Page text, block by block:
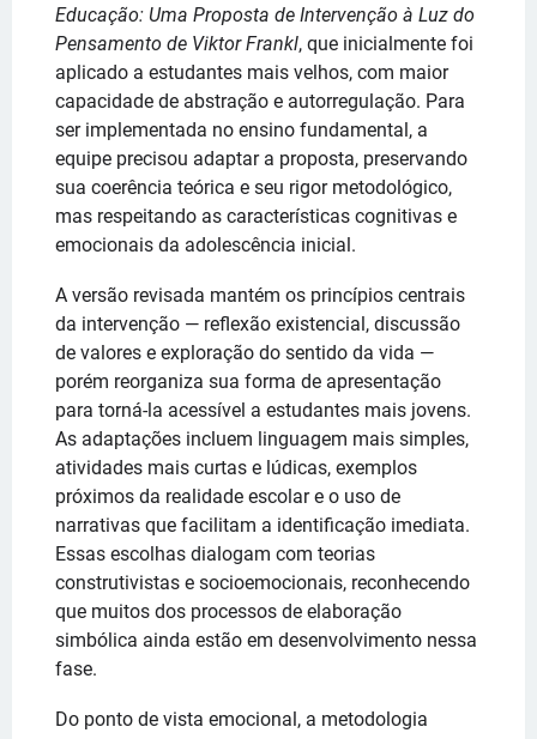
Educação: Uma Proposta de Intervenção à Luz do
Pensamento de Viktor Frankl, que inicialmente foi
aplicado a estudantes mais velhos, com maior
capacidade de abstração e autorregulação. Para
ser implementada no ensino fundamental, a
equipe precisou adaptar a proposta, preservando
sua coerência teórica e seu rigor metodológico,
mas respeitando as características cognitivas e
emocionais da adolescência inicial.
A versão revisada mantém os princípios centrais
da intervenção — reflexão existencial, discussão
de valores e exploração do sentido da vida —
porém reorganiza sua forma de apresentação
para torná-la acessível a estudantes mais jovens.
As adaptações incluem linguagem mais simples,
atividades mais curtas e lúdicas, exemplos
próximos da realidade escolar e o uso de
narrativas que facilitam a identificação imediata.
Essas escolhas dialogam com teorias
construtivistas e socioemocionais, reconhecendo
que muitos dos processos de elaboração
simbólica ainda estão em desenvolvimento nessa
fase.
Do ponto de vista emocional, a metodologia